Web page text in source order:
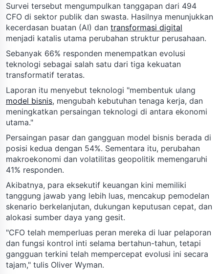
Survei tersebut mengumpulkan tanggapan dari 494
CFO di sektor publik dan swasta. Hasilnya menunjukkan
kecerdasan buatan (AI) dan transformasi digital
menjadi katalis utama perubahan struktur perusahaan.
Sebanyak 66% responden menempatkan evolusi
teknologi sebagai salah satu dari tiga kekuatan
transformatif teratas.
Laporan itu menyebut teknologi "membentuk ulang
model bisnis, mengubah kebutuhan tenaga kerja, dan
meningkatkan persaingan teknologi di antara ekonomi
utama."
Persaingan pasar dan gangguan model bisnis berada di
posisi kedua dengan 54%. Sementara itu, perubahan
makroekonomi dan volatilitas geopolitik memengaruhi
41% responden.
Akibatnya, para eksekutif keuangan kini memiliki
tanggung jawab yang lebih luas, mencakup pemodelan
skenario berkelanjutan, dukungan keputusan cepat, dan
alokasi sumber daya yang gesit.
"CFO telah memperluas peran mereka di luar pelaporan
dan fungsi kontrol inti selama bertahun-tahun, tetapi
gangguan terkini telah mempercepat evolusi ini secara
tajam," tulis Oliver Wyman.